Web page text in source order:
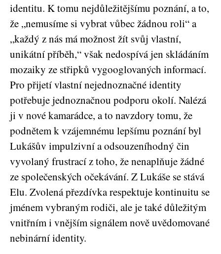
identitu. K tomu nejdůležitějšímu poznání, a to,
že „nemusíme si vybrat vůbec žádnou roli“ a
„každý z nás má možnost žít svůj vlastní,
unikátní příběh,“ však nedospívá jen skládáním
mozaiky ze střipků vygooglovaných informací.
Pro přijetí vlastní nejednoznačné identity
potřebuje jednoznačnou podporu okolí. Nalézá
ji v nové kamarádce, a to navzdory tomu, že
podnětem k vzájemnému lepšímu poznání byl
Lukášův impulzivní a odsouzeníhodný čin
vyvolaný frustrací z toho, že nenaplňuje žádné
ze společenských očekávání. Z Lukáše se stává
Elu. Zvolená přezdívka respektuje kontinuitu se
jménem vybraným rodiči, ale je také důležitým
vnitřním i vnějším signálem nově uvědomované
nebinární identity.